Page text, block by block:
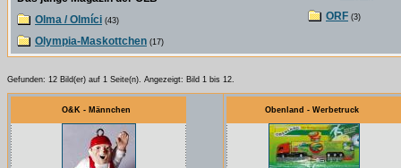
Olma / Olmíci (43)
Olympia-Maskottchen (17)
ORF (3)
Gefunden: 12 Bild(er) auf 1 Seite(n). Angezeigt: Bild 1 bis 12.
O&K - Männchen Obenland - Werbetruck